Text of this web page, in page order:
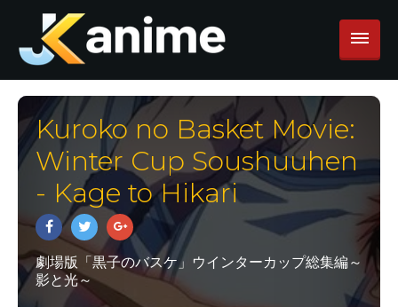
Kuroko no Basket Movie:
Winter Cup Soushuuhen
- Kage to Hikari
劇場版「黒子のバスケ」ウインターカップ総集編～
影と光～